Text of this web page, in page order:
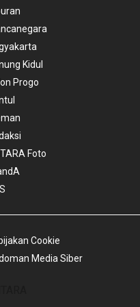
Kidul
Progo
Foto
Cookie
Media Siber